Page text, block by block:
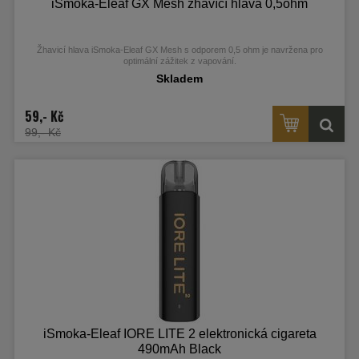
iSmoka-Eleaf GX Mesh žhavící hlava 0,5ohm
Žhavicí hlava iSmoka-Eleaf GX Mesh s odporem 0,5 ohm je navržena pro
optimální zážitek z vapování.
Skladem
59,- Kč
99,- Kč
iSmoka-Eleaf IORE LITE 2 elektronická cigareta
490mAh Black